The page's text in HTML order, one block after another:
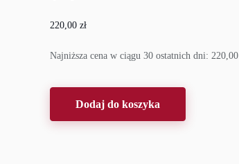
220,00 zł
Najniższa cena w ciągu 30 ostatnich dni: 220,00
Dodaj do koszyka